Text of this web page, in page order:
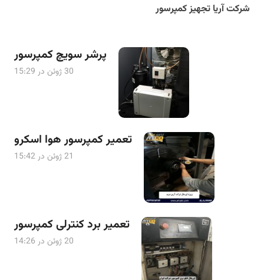
شرکت آریا تجهیز کمپرسور
پرشر سویچ کمپرسور
30 ژوئن در 15:29
تعمیر کمپرسور هوا اسکرو
21 ژوئن در 15:42
تعمیر برد کنترلی کمپرسور
20 ژوئن در 14:26